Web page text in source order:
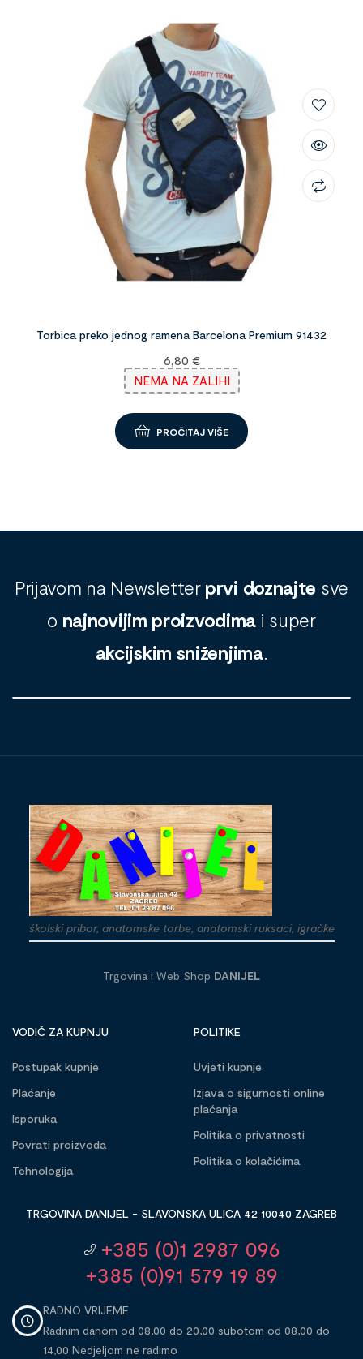
Torbica preko jednog ramena Barcelona Premium 91432
6,80 €
NEMA NA ZALIHI
PROČITAJ VIŠE
Prijavom na Newsletter prvi doznajte sve
o najnovijim proizvodima i super
akcijskim sniženjima.
školski pribor, anatomske torbe, anatomski ruksaci, igračke
Trgovina i Web Shop DANIJEL
VODIČ ZA KUPNJU
Postupak kupnje
Plaćanje
Isporuka
Povrati proizvoda
Tehnologija
POLITIKE
Uvjeti kupnje
Izjava o sigurnosti online
plaćanja
Politika o privatnosti
Politika o kolačićima
TRGOVINA DANIJEL - SLAVONSKA ULICA 42 10040 ZAGREB
+385 (0)1 2987 096
+385 (0)91 579 19 89
RADNO VRIJEME
Radnim danom od 08,00 do 20,00 subotom od 08,00 do
14,00 Nedjeljom ne radimo